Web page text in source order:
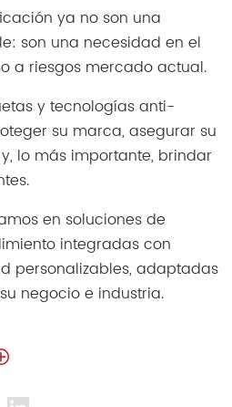
ya no son una
son una necesidad en el
a riesgos mercado actual.
y tecnologías anti-
su marca, asegurar su
lo más importante, brindar
en soluciones de
integradas con
personalizables, adaptadas
negocio e industria.